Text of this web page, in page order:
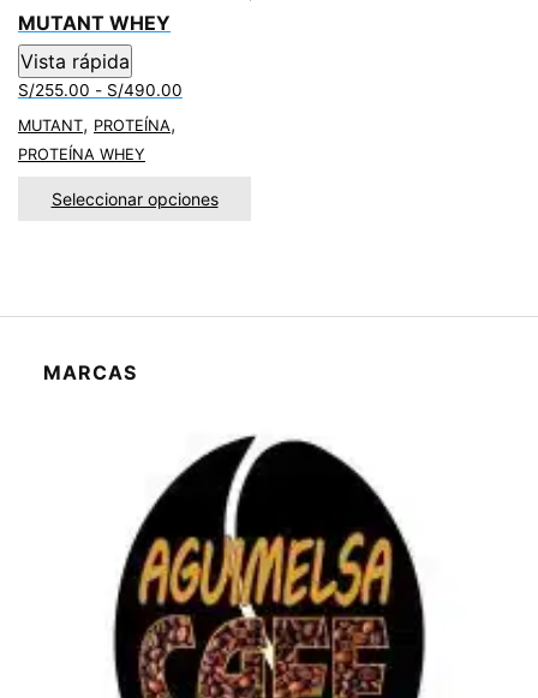
MUTANT WHEY
Vista rápida
S/255.00 - S/490.00
hasta
MUTANT, PROTEÍNA,
PROTEÍNA WHEY
Seleccionar opciones
MARCAS